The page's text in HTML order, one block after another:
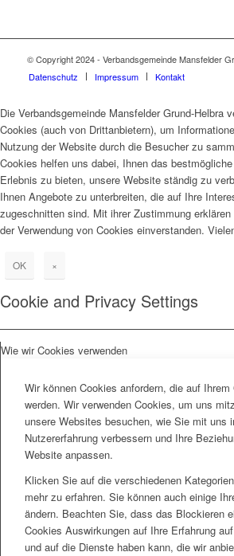
© Copyright 2024 - Verbandsgemeinde Mansfelder
Datenschutz
Impressum Kontakt
Die Verbandsgemeinde Mansfelder Grund-Helbra
Cookies (auch von Drittanbietern), um
Nutzung der Website durch die Besucher zu
Cookies helfen uns dabei, Ihnen das
Erlebnis zu bieten, unsere Website ständig zu
Ihnen Angebote zu unterbreiten, die auf Ihre
zugeschnitten sind. Mit ihrer Zustimmung
der Verwendung von Cookies einverstanden.
OK ×
Cookie and Privacy Settings
Wie wir Cookies verwenden
Wir können Cookies anfordern, die auf
werden. Wir verwenden Cookies, um uns
unsere Websites besuchen, wie Sie mit uns
Nutzererfahrung verbessern und Ihre
Website anpassen.
Klicken Sie auf die verschiedenen
mehr zu erfahren. Sie können auch einige
ändern. Beachten Sie, dass das Blockieren
Cookies Auswirkungen auf Ihre Erfahrung
und auf die Dienste haben kann, die wir